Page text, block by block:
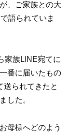
、ご家族との大
語られていま
家族LINE宛てに
番に届いたもの
送られてきたと
した。
母様へどのよう